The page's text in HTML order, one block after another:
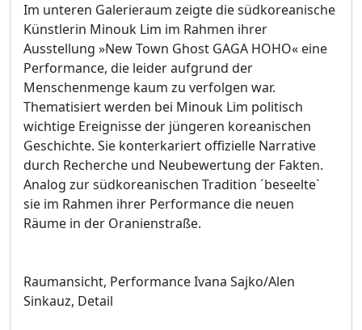
Im unteren Galerieraum zeigte die südkoreanische
Künstlerin Minouk Lim im Rahmen ihrer
Ausstellung »New Town Ghost GAGA HOHO« eine
Performance, die leider aufgrund der
Menschenmenge kaum zu verfolgen war.
Thematisiert werden bei Minouk Lim politisch
wichtige Ereignisse der jüngeren koreanischen
Geschichte. Sie konterkariert offizielle Narrative
durch Recherche und Neubewertung der Fakten.
Analog zur südkoreanischen Tradition ´beseelte`
sie im Rahmen ihrer Performance die neuen
Räume in der Oranienstraße.
Raumansicht, Performance Ivana Sajko/Alen
Sinkauz, Detail